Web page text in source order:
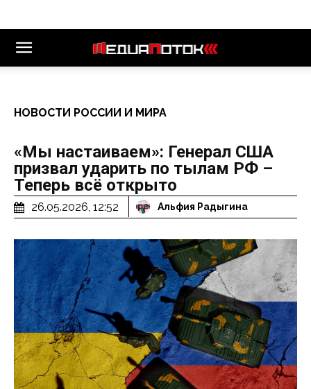
НОВОСТИ РОССИИ И МИРА
«Мы настаиваем»: Генерал США
призвал ударить по тылам РФ –
Теперь всё открыто
26.05.2026, 12:52 Альфия Радыгина